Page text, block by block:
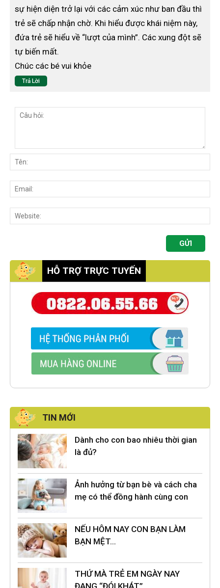
sự hiện diện trở lại với các cảm xúc như ban đầu thì
trẻ sẽ chấp nhận chờ. Khi hiểu được khái niệm này,
đứa trẻ sẽ hiểu về “lượt của mình”. Các xung đột sẽ
tự biến mất.
Chúc các bé vui khỏe
Trả Lời
HỖ TRỢ TRỰC TUYẾN
TIN MỚI
Dành cho con bao nhiêu thời gian
là đủ?
Ảnh hưởng từ bạn bè và cách cha
mẹ có thể đồng hành cùng con
NẾU HÔM NAY CON BẠN LÀM
BẠN MỆT…
THỨ MÀ TRẺ EM NGÀY NAY
ĐANG “ĐÓI KHÁT”